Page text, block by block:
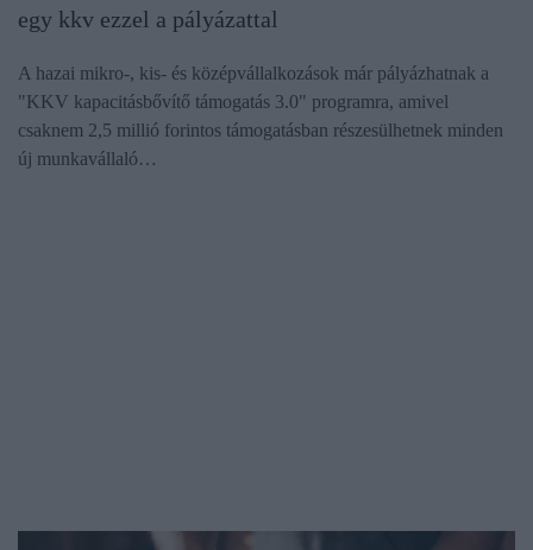
egy kkv ezzel a pályázattal
A hazai mikro-, kis- és középvállalkozások már pályázhatnak a
"KKV kapacitásbővítő támogatás 3.0" programra, amivel
csaknem 2,5 millió forintos támogatásban részesülhetnek minden
új munkavállaló…